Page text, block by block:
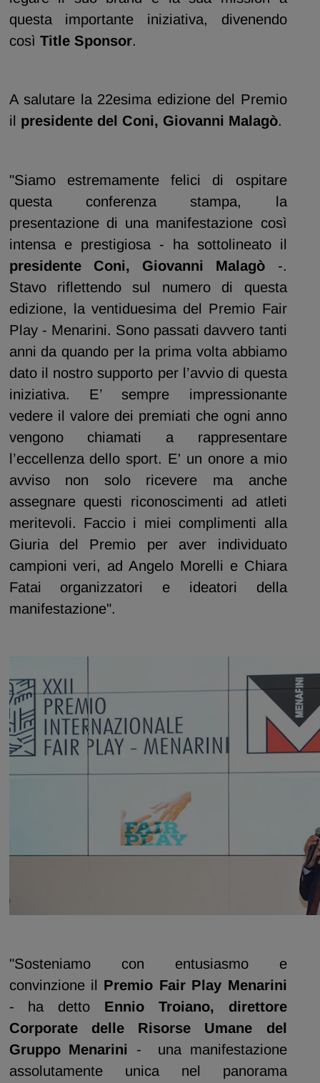
questa importante iniziativa, divenendo
così Title Sponsor.
A salutare la 22esima edizione del Premio
il presidente del Coni, Giovanni Malagò.
"Siamo estremamente felici di ospitare
questa conferenza stampa, la
presentazione di una manifestazione così
intensa e prestigiosa - ha sottolineato il
presidente Coni, Giovanni Malagò -.
Stavo riflettendo sul numero di questa
edizione, la ventiduesima del Premio Fair
Play - Menarini. Sono passati davvero tanti
anni da quando per la prima volta abbiamo
dato il nostro supporto per l’avvio di questa
iniziativa. E’ sempre impressionante
vedere il valore dei premiati che ogni anno
vengono chiamati a rappresentare
l’eccellenza dello sport. E' un onore a mio
avviso non solo ricevere ma anche
assegnare questi riconoscimenti ad atleti
meritevoli. Faccio i miei complimenti alla
Giuria del Premio per aver individuato
campioni veri, ad Angelo Morelli e Chiara
Fatai organizzatori e ideatori della
manifestazione".
"Sosteniamo con entusiasmo e
convinzione il Premio Fair Play Menarini
- ha detto Ennio Troiano, direttore
Corporate delle Risorse Umane del
Gruppo Menarini - una manifestazione
assolutamente unica nel panorama